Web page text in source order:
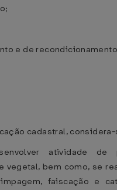
e de
cadastral,
atividade de
vegetal, bem como, se
faiscação e